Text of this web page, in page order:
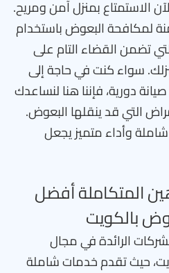
الاستمتاع بمنزل آمن ومريح.
لمكافحة البعوض باستخدام
تضمن القضاء التام على
سواء كنت في حاجة إلى
دورية، فإننا هنا لنساعدك
التي قد ينقلها البعوض.
وأداء متميز يجعل
المتكاملة أفضل
بالكويت
الرائدة في مجال
حيث تقدم خدمات شاملة